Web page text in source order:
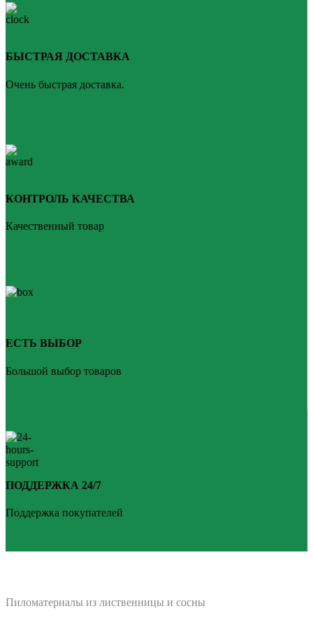
БЫСТРАЯ ДОСТАВКА
Очень быстрая доставка.
КОНТРОЛЬ КАЧЕСТВА
Качественный товар
ЕСТЬ ВЫБОР
Большой выбор товаров
ПОДДЕРЖКА 24/7
Поддержка покупателей
Пиломатериалы из лиственницы и сосны